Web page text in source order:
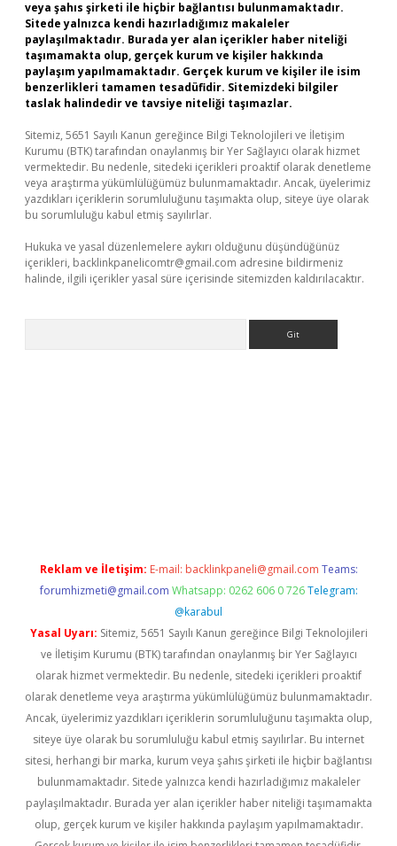
veya şahıs şirketi ile hiçbir bağlantısı bulunmamaktadır.
Sitede yalnızca kendi hazırladığımız makaleler
paylaşılmaktadır. Burada yer alan içerikler haber niteliği
taşımamakta olup, gerçek kurum ve kişiler hakkında
paylaşım yapılmamaktadır. Gerçek kurum ve kişiler ile isim
benzerlikleri tamamen tesadüfidir. Sitemizdeki bilgiler
taslak halindedir ve tavsiye niteliği taşımazlar.
Sitemiz, 5651 Sayılı Kanun gereğince Bilgi Teknolojileri ve İletişim
Kurumu (BTK) tarafından onaylanmış bir Yer Sağlayıcı olarak hizmet
vermektedir. Bu nedenle, sitedeki içerikleri proaktif olarak denetleme
veya araştırma yükümlülüğümüz bulunmamaktadır. Ancak, üyelerimiz
yazdıkları içeriklerin sorumluluğunu taşımakta olup, siteye üye olarak
bu sorumluluğu kabul etmiş sayılırlar.
Hukuka ve yasal düzenlemelere aykırı olduğunu düşündüğünüz
içerikleri, backlinkpanelicomtr@gmail.com adresine bildirmeniz
halinde, ilgili içerikler yasal süre içerisinde sitemizden kaldırılacaktır.
Reklam ve İletişim: E-mail: backlinkpaneli@gmail.com Teams:
forumhizmeti@gmail.com Whatsapp: 0262 606 0 726 Telegram:
@karabul
Yasal Uyarı: Sitemiz, 5651 Sayılı Kanun gereğince Bilgi Teknolojileri
ve İletişim Kurumu (BTK) tarafından onaylanmış bir Yer Sağlayıcı
olarak hizmet vermektedir. Bu nedenle, sitedeki içerikleri proaktif
olarak denetleme veya araştırma yükümlülüğümüz bulunmamaktadır.
Ancak, üyelerimiz yazdıkları içeriklerin sorumluluğunu taşımakta olup,
siteye üye olarak bu sorumluluğu kabul etmiş sayılırlar. Bu internet
sitesi, herhangi bir marka, kurum veya şahıs şirketi ile hiçbir bağlantısı
bulunmamaktadır. Sitede yalnızca kendi hazırladığımız makaleler
paylaşılmaktadır. Burada yer alan içerikler haber niteliği taşımamakta
olup, gerçek kurum ve kişiler hakkında paylaşım yapılmamaktadır.